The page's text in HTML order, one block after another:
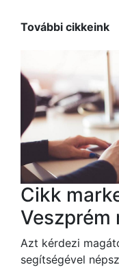
További cikkeink
Cikk
Veszprém
Azt kérdezi
segítségével